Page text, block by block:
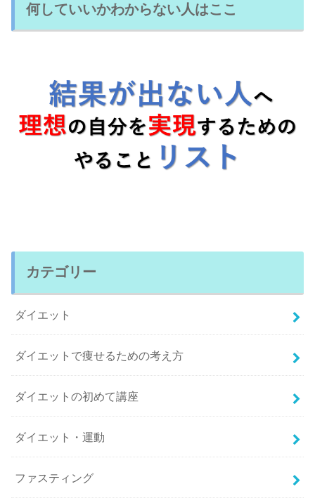
何していいかわからない人はここ
カテゴリー
ダイエット
ダイエットで痩せるための考え方
ダイエットの初めて講座
ダイエット・運動
ファスティング